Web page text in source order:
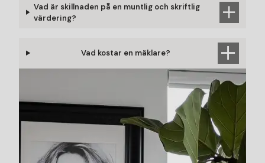
Vad är skillnaden på en muntlig och skriftlig
värdering?
Vad kostar en mäklare?